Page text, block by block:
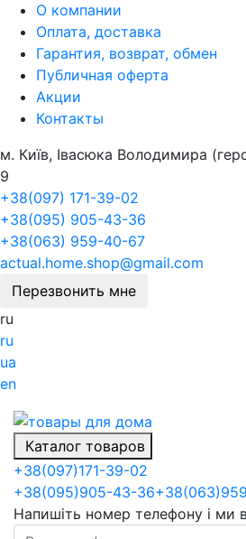
О компании
Оплата, доставка
Гарантия, возврат, обмен
Публичная оферта
Акции
Контакты
м. Київ, Івасюка Володимира
9
+38(097) 171-39-02
+38(095) 905-43-36
+38(063) 959-40-67
actual.home.shop@gmail.com
Перезвонить мне
ru
ru
ua
en
Каталог товаров
+38(097)171-39-02
+38(095)905-43-36+38(063)
Напишіть номер телефону і ми